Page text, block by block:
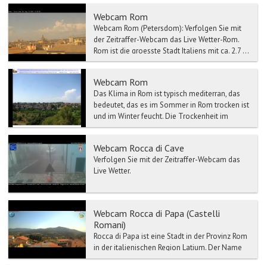
Webcam Rom
Webcam Rom (Petersdom): Verfolgen Sie mit
der Zeitraffer-Webcam das Live Wetter-Rom.
Rom ist die groesste Stadt Italiens mit ca. 2,7 ...
Webcam Rom
Das Klima in Rom ist typisch mediterran, das
bedeutet, das es im Sommer in Rom trocken ist
und im Winter feucht. Die Trockenheit im
Sommer ist a...
Webcam Rocca di Cave
Verfolgen Sie mit der Zeitraffer-Webcam das
Live Wetter.
Webcam Rocca di Papa (Castelli
Romani)
Rocca di Papa ist eine Stadt in der Provinz Rom
in der italienischen Region Latium. Der Name
von der Stadt Rocca di Papa bedeutet so viel